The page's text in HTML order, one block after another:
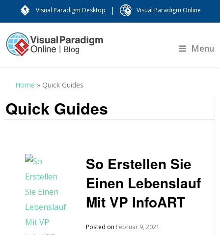
Visual Paradigm Desktop | Visual Paradigm Online
Menu
Home » Quick Guides
Quick Guides
So Erstellen Sie
Einen Lebenslauf
Mit VP InfoART
Posted on Februar 9, 2021